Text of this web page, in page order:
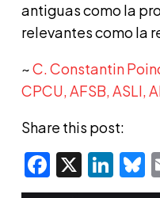
antiguas como la
relevantes como la
~C. Constantin
CPCU, AFSB, ASLI,
Share this post:
X